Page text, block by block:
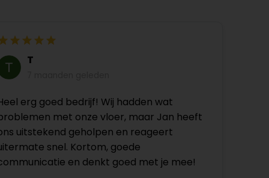
T
erg goed bedrijf! Wij hadden wat
met onze vloer, maar Jan heeft
uitstekend geholpen en reageert
snel. Kortom, goede
en denkt goed met je mee!